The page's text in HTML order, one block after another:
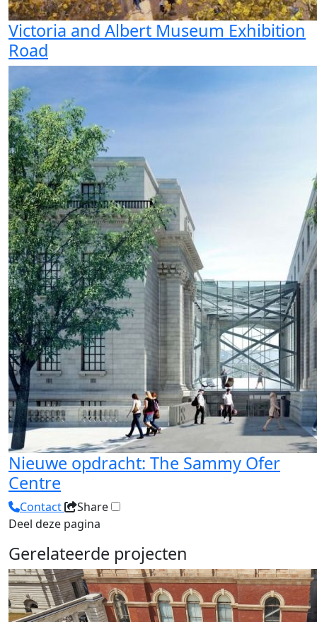
Victoria and Albert Museum Exhibition
Road
Nieuwe opdracht: The Sammy Ofer
Centre
Contact
Share
Deel deze pagina
Gerelateerde projecten